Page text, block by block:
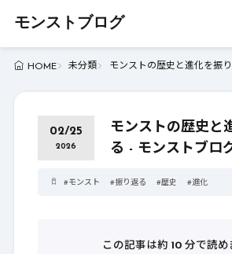
モンストブログ
HOME 未分類 モンストの歴史と進化を振
02/25
2026
モンストの歴史と
る - モンストブロ
#モンスト #振り返る #歴史 #進化
この記事は約 10分で読め